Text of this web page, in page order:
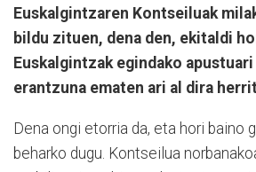
Euskalgintzaren Kontseiluak
bildu zituen, dena den, ekitaldi
Euskalgintzak egindako
erantzuna ematen ari al dira
Dena ongi etorria da, eta hori baino
beharko dugu. Kontseilua